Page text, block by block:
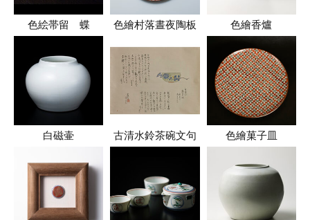
色絵帯留 蝶 色繪村落晝夜陶板 色繪香爐
白磁壷 古清水鈴茶碗文句 色繪菓子皿